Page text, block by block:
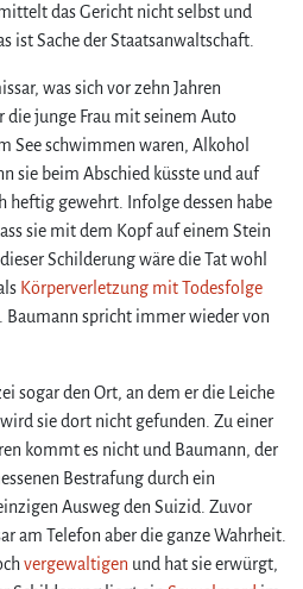
das Gericht nicht selbst und
ist Sache der Staatsanwaltschaft.
was sich vor zehn Jahren
die junge Frau mit seinem Auto
See schwimmen waren, Alkohol
sie beim Abschied küsste und auf
heftig gewehrt. Infolge dessen habe
sie mit dem Kopf auf einem Stein
Schilderung wäre die Tat wohl
Körperverletzung mit Todesfolge
Baumann spricht immer wieder von
sogar den Ort, an dem er die Leiche
sie dort nicht gefunden. Zu einer
kommt es nicht und Baumann, der
Bestrafung durch ein
Ausweg den Suizid. Zuvor
am Telefon aber die ganze Wahrheit.
vergewaltigen und hat sie erwürgt,